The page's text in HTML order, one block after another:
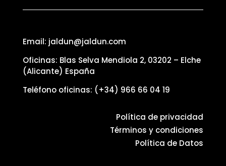
Email: jaldun@jaldun.com
Oficinas: Blas Selva Mendiola 2, 03202 – Elche
(Alicante) España
Teléfono oficinas: (+34) 966 66 04 19
Política de privacidad
Términos y condiciones
Política de Datos